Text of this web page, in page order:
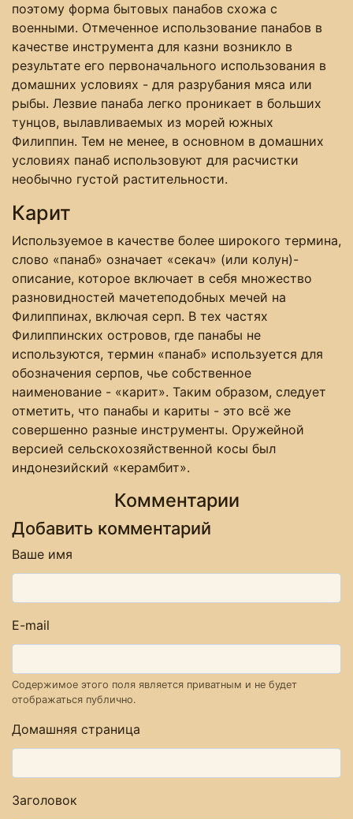
поэтому форма бытовых панабов схожа с
военными. Отмеченное использование панабов в
качестве инструмента для казни возникло в
результате его первоначального использования в
домашних условиях - для разрубания мяса или
рыбы. Лезвие панаба легко проникает в больших
тунцов, вылавливаемых из морей южных
Филиппин. Тем не менее, в основном в домашних
условиях панаб использовуют для расчистки
необычно густой растительности.
Карит
Используемое в качестве более широкого термина,
слово «панаб» означает «секач» (или колун)-
описание, которое включает в себя множество
разновидностей мачетеподобных мечей на
Филиппинах, включая серп. В тех частях
Филиппинских островов, где панабы не
используются, термин «панаб» используется для
обозначения серпов, чье собственное
наименование - «карит». Таким образом, следует
отметить, что панабы и кариты - это всё же
совершенно разные инструменты. Оружейной
версией сельскохозяйственной косы был
индонезийский «керамбит».
Комментарии
Добавить комментарий
Ваше имя
E-mail
Содержимое этого поля является приватным и не будет
отображаться публично.
Домашняя страница
Заголовок